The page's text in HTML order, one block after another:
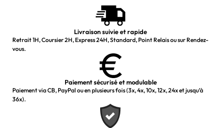
Livraison suivie et rapide
Retrait 1H, Coursier 2H, Express 24H, Standard, Point Relais ou sur Rendez-
vous.
Paiement sécurisé et modulable
Paiement via CB, PayPal ou en plusieurs fois (3x, 4x, 10x, 12x, 24x et jusqu’à
36x).